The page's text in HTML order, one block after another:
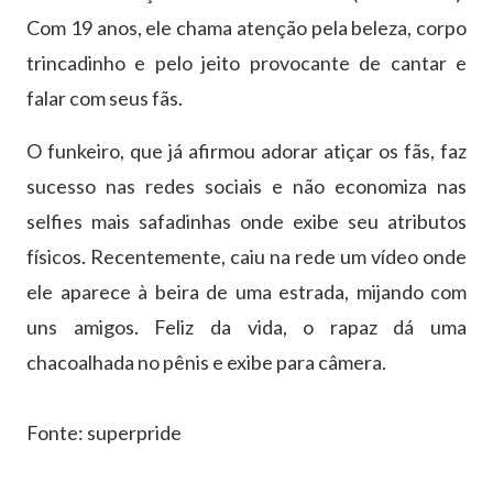
Com 19 anos, ele chama atenção pela beleza, corpo
trincadinho e pelo jeito provocante de cantar e
falar com seus fãs.
O funkeiro, que já afirmou adorar atiçar os fãs, faz
sucesso nas redes sociais e não economiza nas
selfies mais safadinhas onde exibe seu atributos
físicos. Recentemente, caiu na rede um vídeo onde
ele aparece à beira de uma estrada, mijando com
uns amigos. Feliz da vida, o rapaz dá uma
chacoalhada no pênis e exibe para câmera.
Fonte: superpride